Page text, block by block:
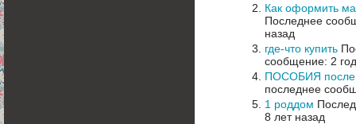
Как оформить
Последнее
назад
где-что купить
сообщение: 2
ПОСОБИЯ после
последнее
1 роддом
8 лет назад